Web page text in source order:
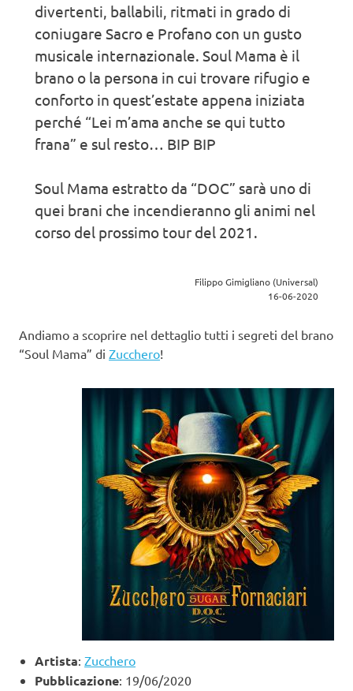
divertenti, ballabili, ritmati in grado di
coniugare Sacro e Profano con un gusto
musicale internazionale. Soul Mama è il
brano o la persona in cui trovare rifugio e
conforto in quest’estate appena iniziata
perché “Lei m’ama anche se qui tutto
frana” e sul resto… BIP BIP
Soul Mama estratto da “DOC” sarà uno di
quei brani che incendieranno gli animi nel
corso del prossimo tour del 2021.
Filippo Gimigliano (Universal)
16-06-2020
Andiamo a scoprire nel dettaglio tutti i segreti del brano
“Soul Mama” di Zucchero!
Artista: Zucchero
Pubblicazione: 19/06/2020